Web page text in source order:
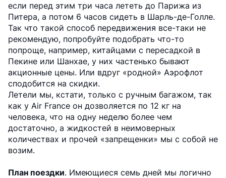
если перед этим три часа лететь до Парижа из
Питера, а потом 6 часов сидеть в Шарль-де-Голле.
Так что такой способ передвижения все-таки не
рекомендую, попробуйте подобрать что-то
попроще, например, китайцами с пересадкой в
Пекине или Шанхае, у них частенько бывают
акционные цены. Или вдруг «родной» Аэрофлот
сподобится на скидки.
Летели мы, кстати, только с ручным багажом, так
как у Air France он дозволяется по 12 кг на
человека, что на одну неделю более чем
достаточно, а жидкостей в неимоверных
количествах и прочей «запрещенки» мы с собой не
возим.
План поездки. Имеющиеся семь дней мы логично